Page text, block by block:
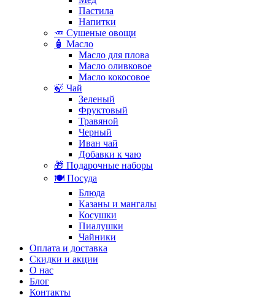
Пастила
Напитки
🥕 Сушеные овощи
🧴 Масло
Масло для плова
Масло оливковое
Масло кокосовое
🍃 Чай
Зеленый
Фруктовый
Травяной
Черный
Иван чай
Добавки к чаю
🎁 Подарочные наборы
🍽️ Посуда
Блюда
Казаны и мангалы
Косушки
Пиалушки
Чайники
Оплата и доставка
Скидки и акции
О нас
Блог
Контакты